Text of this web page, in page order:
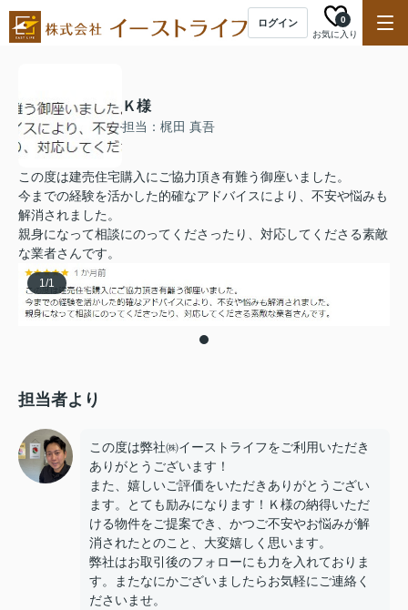
ログイン
お気に入り
0
Ｋ様
担当：梶田 真吾
この度は建売住宅購入にご協力頂き有難う御座いました。
今までの経験を活かした的確なアドバイスにより、不安や悩みも
解消されました。
親身になって相談にのってくださったり、対応してくださる素敵
な業者さんです。
1/1
担当者より
この度は弊社㈱イーストライフをご利用いただき
ありがとうございます！
また、嬉しいご評価をいただきありがとうござい
ます。とても励みになります！Ｋ様の納得いただ
ける物件をご提案でき、かつご不安やお悩みが解
消されたとのこと、大変嬉しく思います。
弊社はお取引後のフォローにも力を入れておりま
す。またなにかございましたらお気軽にご連絡く
ださいませ。